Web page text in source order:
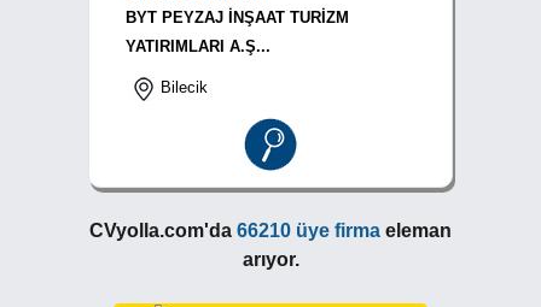
BYT PEYZAJ İNŞAAT TURİZM
YATIRIMLARI A.Ş...
Bilecik
CVyolla.com'da 66210 üye firma eleman
arıyor.